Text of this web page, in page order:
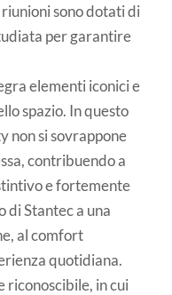
sono dotati di
per garantire
elementi iconici e
spazio. In questo
non si sovrappone
contribuendo a
e fortemente
di Stantec a una
al comfort
quotidiana.
riconoscibile, in cui